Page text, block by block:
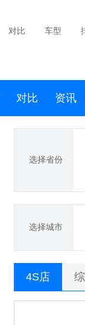
对比 车型
对比 资讯
选择省份
选择城市
4S店